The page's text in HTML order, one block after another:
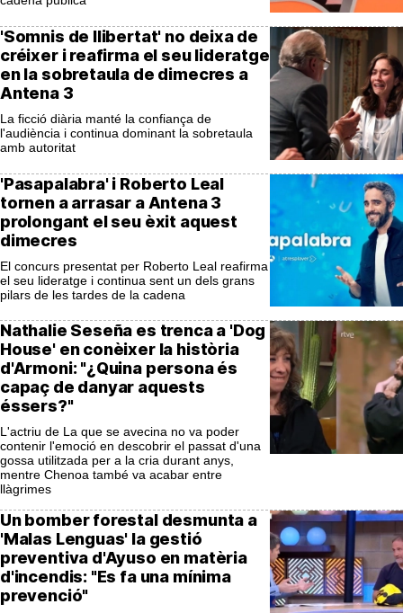
'Somnis de llibertat' no deixa de
créixer i reafirma el seu lideratge
en la sobretaula de dimecres a
Antena 3
La ficció diària manté la confiança de
l'audiència i continua dominant la sobretaula
amb autoritat
'Pasapalabra' i Roberto Leal
tornen a arrasar a Antena 3
prolongant el seu èxit aquest
dimecres
El concurs presentat per Roberto Leal reafirma
el seu lideratge i continua sent un dels grans
pilars de les tardes de la cadena
Nathalie Seseña es trenca a 'Dog
House' en conèixer la història
d'Armoni: "¿Quina persona és
capaç de danyar aquests
éssers?"
L'actriu de La que se avecina no va poder
contenir l'emoció en descobrir el passat d'una
gossa utilitzada per a la cria durant anys,
mentre Chenoa també va acabar entre
llàgrimes
Un bomber forestal desmunta a
'Malas Lenguas' la gestió
preventiva d'Ayuso en matèria
d'incendis: "Es fa una mínima
prevenció"